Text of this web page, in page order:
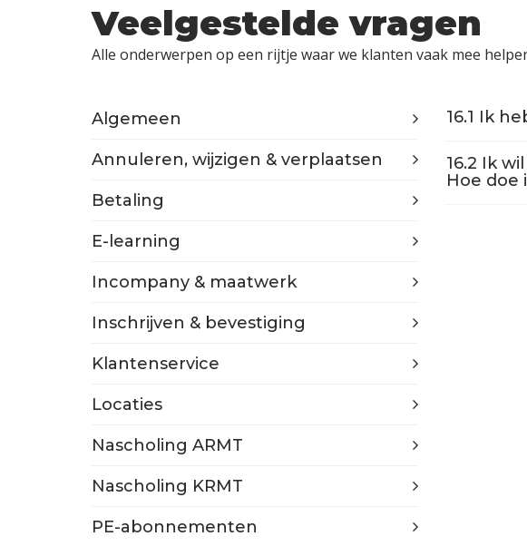
Veelgestelde vragen
Alle onderwerpen op een rijtje waar we klanten vaak mee
Algemeen
Annuleren, wijzigen & verplaatsen
Betaling
E-learning
Incompany & maatwerk
Inschrijven & bevestiging
Klantenservice
Locaties
Nascholing ARMT
Nascholing KRMT
PE-abonnementen
16.1 Ik
16.2 Ik
Hoe doe